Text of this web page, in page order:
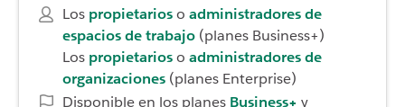
Los propietarioso administradores de
espacios de trabajo (planes Business+)
Los propietarioso administradores de
organizaciones (planes Enterprise)
Disponible en los planes Business+ y